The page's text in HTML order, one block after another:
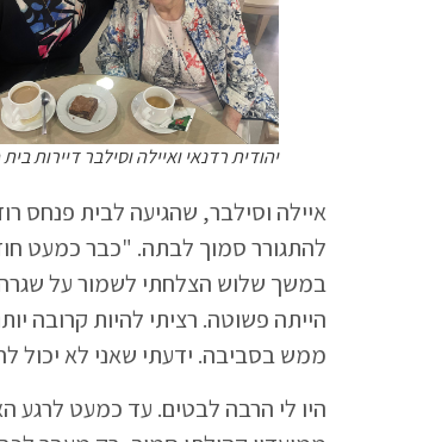
יהודית רדנאי ואיילה וסילבר דיירות
איילה וסילבר, שהגיעה לבית פנחס
להתגורר סמוך לבתה. "כבר כמעט
במשך שלוש הצלחתי לשמור על
הייתה פשוטה. רציתי להיות קרובה
ממש בסביבה. ידעתי שאני לא יכול
היו לי הרבה לבטים. עד כמעט לרגע